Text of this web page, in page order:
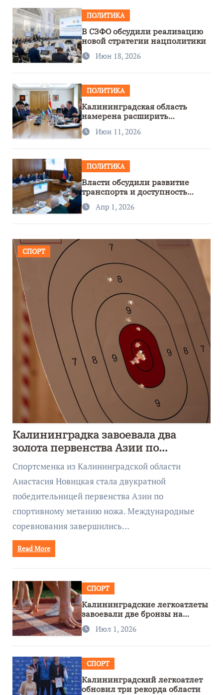
ПОЛИТИКА
В СЗФО обсудили реализацию
новой стратегии нацполитики
Июн 18, 2026
ПОЛИТИКА
Калининградская область
намерена расширить
сотрудничество с Узбекистаном
Июн 11, 2026
ПОЛИТИКА
Власти обсудили развитие
транспорта и доступность
региона
Апр 1, 2026
СПОРТ
Калининградка завоевала два
золота первенства Азии по
метанию ножа
Спортсменка из Калининградской области
Анастасия Новицкая стала двукратной
победительницей первенства Азии по
спортивному метанию ножа. Международные
соревнования завершились…
Read More
СПОРТ
Калининградские легкоатлеты
завоевали две бронзы на
первенстве России
Июл 1, 2026
СПОРТ
Калининградский легкоатлет
обновил три рекорда области